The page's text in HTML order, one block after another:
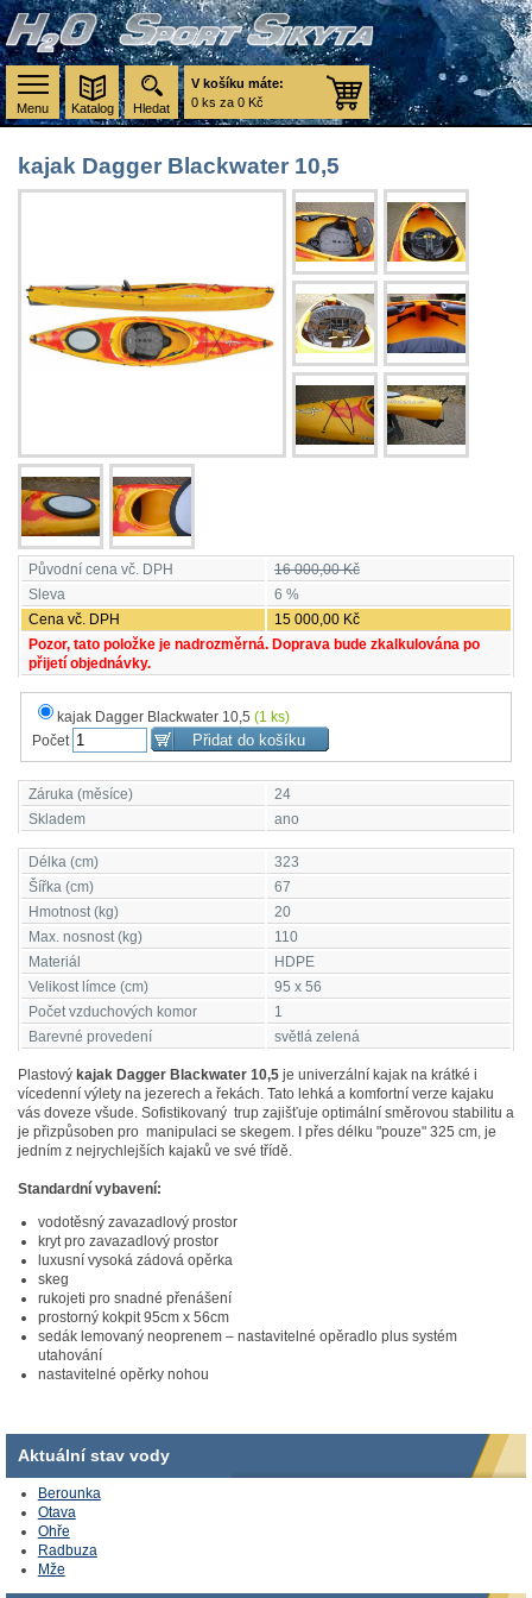
Menu
V košíku máte:
0 ks za 0 Kč
Hledat
kajak Dagger Blackwater 10,5
Původní cena vč. DPH
16 000,00 Kč
Sleva
6 %
Cena vč. DPH
15 000,00 Kč
Pozor, tato položke je nadrozměrná. Doprava bude zkalkulována po
přijetí objednávky.
kajak Dagger Blackwater 10,5 (1 ks)
Počet
Záruka (měsíce)
24
Skladem
ano
Délka (cm)
323
Šířka (cm)
67
Hmotnost (kg)
20
Max. nosnost (kg)
110
Materiál
HDPE
Velikost límce (cm)
95 x 56
Počet vzduchových komor
1
Barevné provedení
světlá zelená
Plastový kajak Dagger Blackwater 10,5 je univerzální kajak na krátké i
vícedenní výlety na jezerech a řekách. Tato lehká a komfortní verze kajaku
vás doveze všude. Sofistikovaný trup zajišťuje optimální směrovou stabilitu a
je přizpůsoben pro manipulaci se skegem. I přes délku "pouze" 325 cm, je
jedním z nejrychlejších kajaků ve své třídě.
Standardní vybavení:
vodotěsný zavazadlový prostor
kryt pro zavazadlový prostor
luxusní vysoká zádová opěrka
skeg
rukojeti pro snadné přenášení
prostorný kokpit 95cm x 56cm
sedák lemovaný neoprenem – nastavitelné opěradlo plus systém
utahování
nastavitelné opěrky nohou
Katalog
Aktuální stav vody
Berounka
Otava
Ohře
Radbuza
Mže